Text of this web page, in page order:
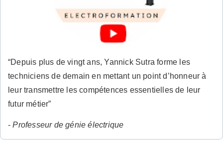
“Depuis plus de vingt ans, Yannick Sutra forme les
techniciens de demain en mettant un point d’honneur à
leur transmettre les compétences essentielles de leur
futur métier”
-Professeur de génie électrique